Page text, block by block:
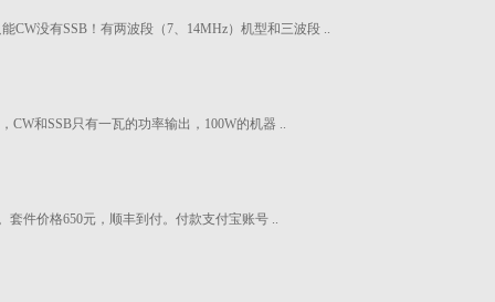
CW没有SSB！有两波段（7、14MHz）机型和三波段 ..
CW和SSB只有一瓦的功率输出，100W的机器 ..
套件价格650元，顺丰到付。付款支付宝账号 ..